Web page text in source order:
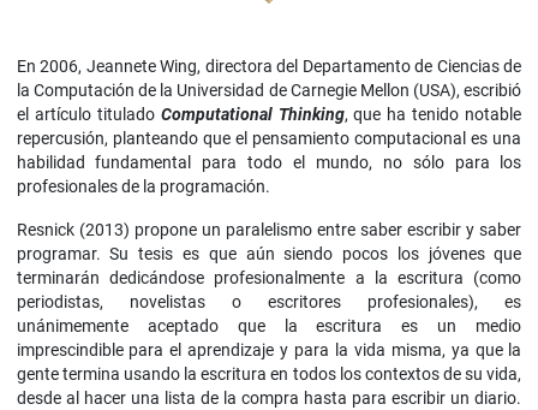
En 2006, Jeannete Wing, directora del Departamento de Ciencias de
la Computación de la Universidad de Carnegie Mellon (USA), escribió
el artículo titulado Computational Thinking, que ha tenido notable
repercusión, planteando que el pensamiento computacional es una
habilidad fundamental para todo el mundo, no sólo para los
profesionales de la programación.
Resnick (2013) propone un paralelismo entre saber escribir y saber
programar. Su tesis es que aún siendo pocos los jóvenes que
terminarán dedicándose profesionalmente a la escritura (como
periodistas, novelistas o escritores profesionales), es
unánimemente aceptado que la escritura es un medio
imprescindible para el aprendizaje y para la vida misma, ya que la
gente termina usando la escritura en todos los contextos de su vida,
desde al hacer una lista de la compra hasta para escribir un diario.